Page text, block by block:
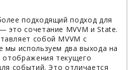
подходящий подход для
это сочетание MVVM и State.
собой MVVM с
мы используем два выхода на
отображения текущего
событий. Это отличается